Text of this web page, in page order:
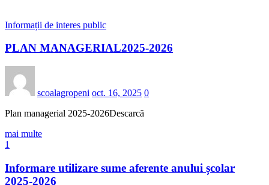
Informații de interes public
PLAN MANAGERIAL2025-2026
scoalagropeni oct. 16, 2025 0
Plan managerial 2025-2026Descarcă
mai multe
1
Informare utilizare sume aferente anului școlar
2025-2026